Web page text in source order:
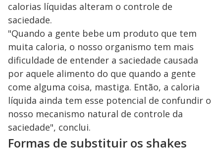
calorias líquidas alteram o controle de
saciedade.
"Quando a gente bebe um produto que tem
muita caloria, o nosso organismo tem mais
dificuldade de entender a saciedade causada
por aquele alimento do que quando a gente
come alguma coisa, mastiga. Então, a caloria
líquida ainda tem esse potencial de confundir o
nosso mecanismo natural de controle da
saciedade", conclui.
Formas de substituir os shakes